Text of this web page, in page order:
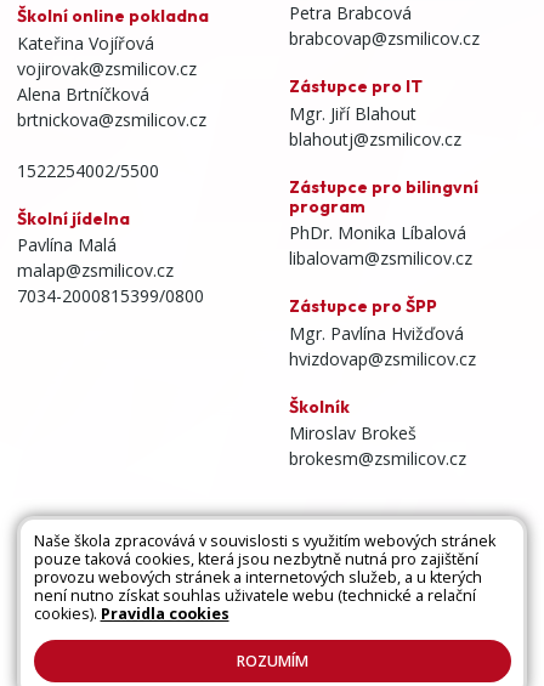
Školní online pokladna
Kateřina Vojířová
vojirovak@zsmilicov.cz
Alena Brtníčková
brtnickova@zsmilicov.cz
1522254002/5500
Školní jídelna
Pavlína Malá
malap@zsmilicov.cz
7034-2000815399/0800
Petra Brabcová
brabcovap@zsmilicov.cz
Zástupce pro IT
Mgr. Jiří Blahout
blahoutj@zsmilicov.cz
Zástupce pro bilingvní
program
PhDr. Monika Líbalová
libalovam@zsmilicov.cz
Zástupce pro ŠPP
Mgr. Pavlína Hvižďová
hvizdovap@zsmilicov.cz
Školník
Miroslav Brokeš
brokesm@zsmilicov.cz
Všechna práva vyhrazena. Copyright © 2026 |
Mapa stránek|Kontakty|Přihlásit|Prohlášení
o přístupnosti|
Naše škola zpracovává v souvislosti s využitím webových stránek
pouze taková cookies, která jsou nezbytně nutná pro zajištění
provozu webových stránek a internetových služeb, a u kterých
není nutno získat souhlas uživatele webu (technické a relační
cookies). Pravidla cookies
ROZUMÍM